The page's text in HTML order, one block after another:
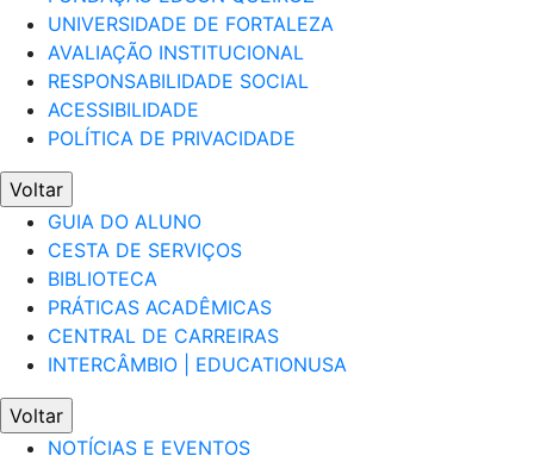
UNIVERSIDADE DE FORTALEZA
AVALIAÇÃO INSTITUCIONAL
RESPONSABILIDADE SOCIAL
ACESSIBILIDADE
POLÍTICA DE PRIVACIDADE
Voltar
GUIA DO ALUNO
CESTA DE SERVIÇOS
BIBLIOTECA
PRÁTICAS ACADÊMICAS
CENTRAL DE CARREIRAS
INTERCÂMBIO | EDUCATIONUSA
Voltar
NOTÍCIAS E EVENTOS